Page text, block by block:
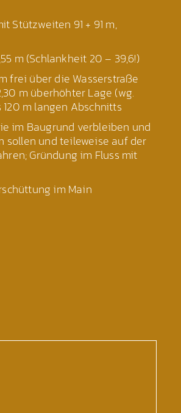
Stützweiten 91 + 91 m,
m (Schlankheit 20 – 39,6!)
frei über die Wasserstraße
m überhöhter Lage (wg.
m langen Abschnitts
im Baugrund verbleiben und
sollen und teileweise auf der
Gründung im Fluss mit
im Main